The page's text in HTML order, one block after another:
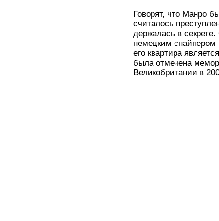
Говорят, что Манро
считалось
держалась в
немецким
его квартира
была отмечена
Великобритании в